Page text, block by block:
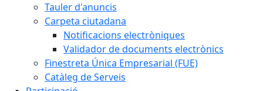
Tauler d'anuncis
Carpeta ciutadana
Notificacions electròniques
Validador de documents electrònics
Finestreta Única Empresarial (FUE)
Catàleg de Serveis